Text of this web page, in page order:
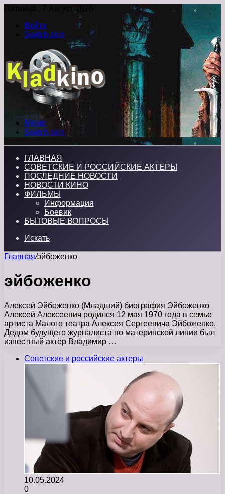
Пятница , 7 Август 2026
Войти
Switch skin
Меню
Switch skin
ГЛАВНАЯ
СОВЕТСКИЕ И РОССИЙСКИЕ АКТЕРЫ
ПОСЛЕДНИЕ НОВОСТИ
НОВОСТИ КИНО
ФИЛЬМЫ
Информация
Боевик
БЫТОВЫЕ ВОПРОСЫ
Искать
Главная/эйбоженко
эйбоженко
Алексей Эйбоженко (Младший) биография Эйбоженко
Алексей Алексеевич родился 12 мая 1970 года в семье
артиста Малого театра Алексея Сергеевича Эйбоженко.
Дедом будущего журналиста по материнской линии был
известный актёр Владимир …
Советские и российские актеры
10.05.2024
0